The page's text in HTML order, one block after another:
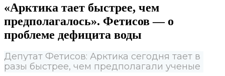
«Арктика тает быстрее, чем
предполагалось». Фетисов — о
проблеме дефицита воды
Депутат Фетисов: Арктика сегодня тает в
разы быстрее, чем предполагали ученые